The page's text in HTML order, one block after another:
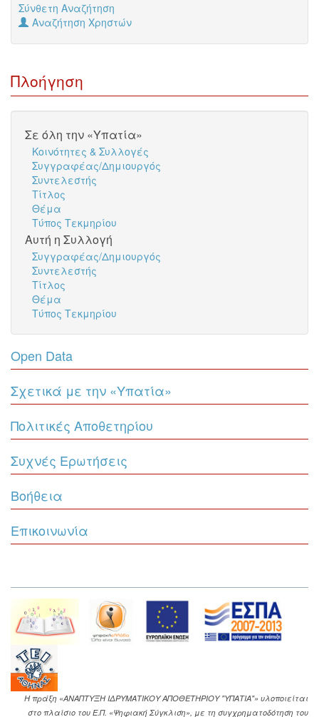
Σύνθετη Αναζήτηση
Αναζήτηση Χρηστών
Πλοήγηση
Σε όλη την «Υπατία»
Κοινότητες & Συλλογές
Συγγραφέας/Δημιουργός
Συντελεστής
Τίτλος
Θέμα
Τύπος Τεκμηρίου
Αυτή η Συλλογή
Συγγραφέας/Δημιουργός
Συντελεστής
Τίτλος
Θέμα
Τύπος Τεκμηρίου
Open Data
Σχετικά με την «Υπατία»
Πολιτικές Αποθετηρίου
Συχνές Ερωτήσεις
Βοήθεια
Επικοινωνία
Η πράξη «ΑΝΑΠΤΥΞΗ ΙΔΡΥΜΑΤΙΚΟΥ ΑΠΟΘΕΤΗΡΙΟΥ "ΥΠΑΤΙΑ"» υλοποιείται
στο πλαίσιο του Ε.Π. «Ψηφιακή Σύγκλιση», με τη συγχρηματοδότηση του